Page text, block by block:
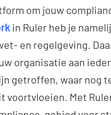
om jouw
in Ruler heb je
en regelgeving.
organisatie aan
getroffen, waar nog
voortvloeien. Met